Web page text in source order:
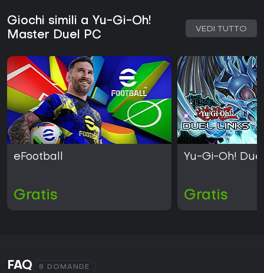
Giochi simili a Yu-Gi-Oh!
Master Duel PC
VEDI TUTTO
eFootball
Gratis
Yu-Gi-Oh!
Gratis
FAQ 8 DOMANDE